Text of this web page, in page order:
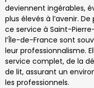
deviennent ingérables,
plus élevés à l’avenir.
ce service à Saint-
l’Île-de-France sont
leur professionnalisme.
service complet, de la
de lit, assurant un
les professionnels.